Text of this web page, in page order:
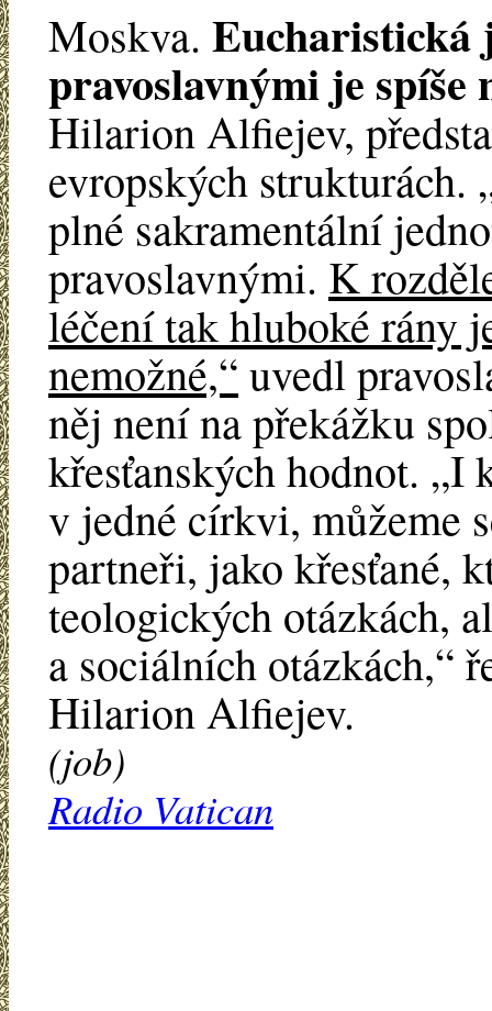
Moskva. Eucharistická
pravoslavnými je spíše
Hilarion Alfiejev,
evropských strukturách.
plné sakramentální
pravoslavnými. K
léčení tak hluboké rány
nemožné,“ uvedl
něj není na překážku
křesťanských hodnot. „I
v jedné církvi, můžeme
partneři, jako křesťané,
teologických otázkách,
a sociálních otázkách,“
Hilarion Alfiejev.
(job)
Radio Vatican